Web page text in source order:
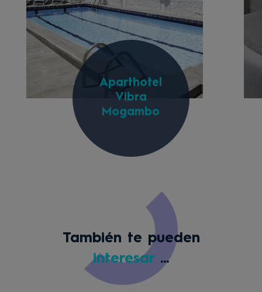
Aparthotel
Vibra
Mogambo
También te pueden
interesar ...